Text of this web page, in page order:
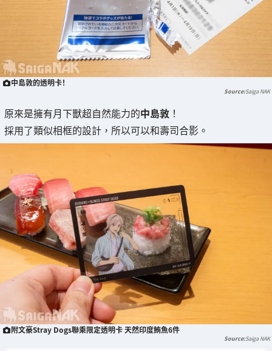
中島敦的透明卡！
Saiga NAK
原來是擁有月下獸超自然能力的中島敦 ！
採用了類似相框的設計，所以可以和壽司合影。
附文豪Stray Dogs聯乘限定透明卡 天然印度鮪魚6件
Saiga NAK